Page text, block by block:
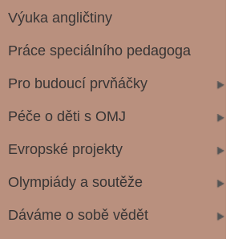
Výuka angličtiny
Práce speciálního pedagoga
Pro budoucí prvňáčky
Péče o děti s OMJ
Evropské projekty
Olympiády a soutěže
Dáváme o sobě vědět